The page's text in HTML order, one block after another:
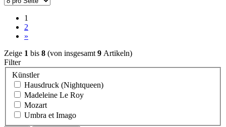
1
2
»
Zeige 1 bis 8 (von insgesamt 9 Artikeln)
Filter
Künstler
Hausdruck (Nightqueen)
Madeleine Le Roy
Mozart
Umbra et Imago